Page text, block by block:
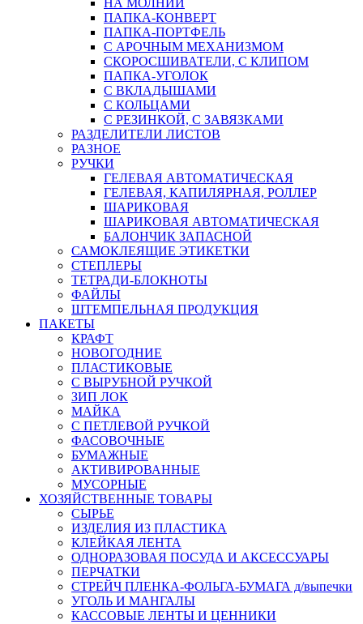
НА МОЛНИИ
ПАПКА-КОНВЕРТ
ПАПКА-ПОРТФЕЛЬ
С АРОЧНЫМ МЕХАНИЗМОМ
СКОРОСШИВАТЕЛИ, С КЛИПОМ
ПАПКА-УГОЛОК
С ВКЛАДЫШАМИ
С КОЛЬЦАМИ
С РЕЗИНКОЙ, С ЗАВЯЗКАМИ
РАЗДЕЛИТЕЛИ ЛИСТОВ
РАЗНОЕ
РУЧКИ
ГЕЛЕВАЯ АВТОМАТИЧЕСКАЯ
ГЕЛЕВАЯ, КАПИЛЯРНАЯ, РОЛЛЕР
ШАРИКОВАЯ
ШАРИКОВАЯ АВТОМАТИЧЕСКАЯ
БАЛОНЧИК ЗАПАСНОЙ
САМОКЛЕЯЩИЕ ЭТИКЕТКИ
СТЕПЛЕРЫ
ТЕТРАДИ-БЛОКНОТЫ
ФАЙЛЫ
ШТЕМПЕЛЬНАЯ ПРОДУКЦИЯ
ПАКЕТЫ
КРАФТ
НОВОГОДНИЕ
ПЛАСТИКОВЫЕ
С ВЫРУБНОЙ РУЧКОЙ
ЗИП ЛОК
МАЙКА
С ПЕТЛЕВОЙ РУЧКОЙ
ФАСОВОЧНЫЕ
БУМАЖНЫЕ
АКТИВИРОВАННЫЕ
МУСОРНЫЕ
ХОЗЯЙСТВЕННЫЕ ТОВАРЫ
СЫРЬЕ
ИЗДЕЛИЯ ИЗ ПЛАСТИКА
КЛЕЙКАЯ ЛЕНТА
ОДНОРАЗОВАЯ ПОСУДА И АКСЕССУАРЫ
ПЕРЧАТКИ
СТРЕЙЧ ПЛЕНКА-ФОЛЬГА-БУМАГА д/выпечки
УГОЛЬ И МАНГАЛЫ
КАССОВЫЕ ЛЕНТЫ И ЦЕННИКИ